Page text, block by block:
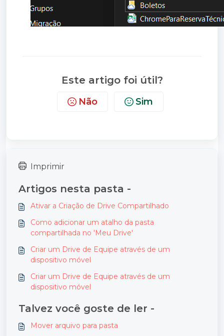
Este artigo foi útil?
Não Sim
Imprimir
Artigos nesta pasta -
Ativar a Criação de Drive Compartilhado
Como adicionar um atalho da pasta
compartilhada no 'Meu Drive'
Criar um Drive de Equipe através de um
dispositivo móvel
Criar um Drive de Equipe através de um
dispositivo móvel
Talvez você goste de ler -
Mover arquivo para pasta